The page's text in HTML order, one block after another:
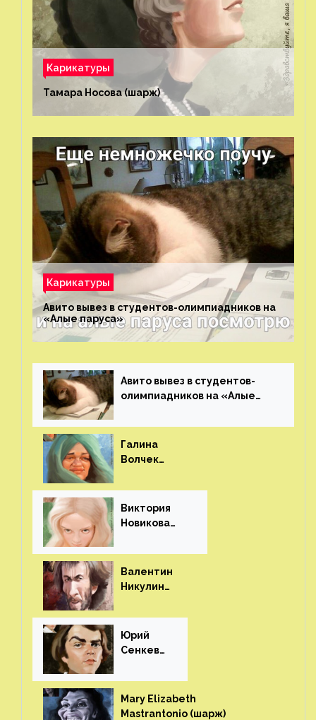
Карикатуры
Тамара Носова (шарж)⁠⁠
Карикатуры
Авито вывез в студентов-олимпиадников на
«Алые паруса»⁠⁠
Авито вывез в студентов-
олимпиадников на «Алые
Галина
Волчек
Виктория
Новикова
Валентин
Никулин
Юрий
Сенкеви
Mary Elizabeth
Mastrantonio (шарж)⁠⁠